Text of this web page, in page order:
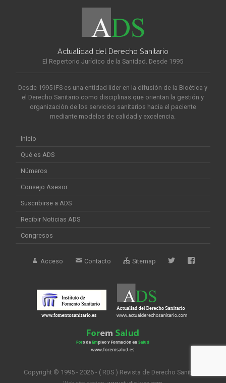
Actualidad del Derecho Sanitario
El Repertorio Jurídico de la Sanidad. Desde 1995
Desde 1995 IFS es una entidad líder en la difusión de la Bioética y
el Derecho Sanitario como disciplinas que orientan la gestión y
organización de los servicios sanitarios hacia el paciente
mediante modelos de calidad y excelencia.
Inicio
Qué es ADS
Números
Consejo Asesor
Suscribirse a ADS
Recibir Noticias ADS
Congresos
Acceso Contacto Sitemap
Copyright © 1995 - 2026 - ( RDS ) Revista de Derecho Sanitario